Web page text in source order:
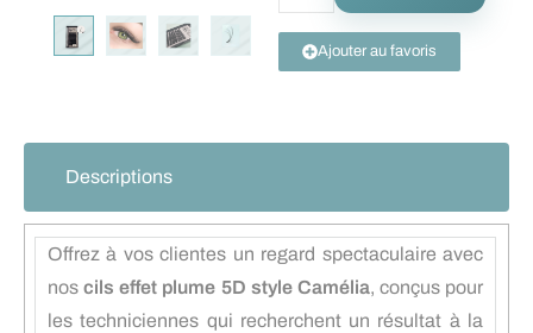
Ajouter au favoris
Descriptions
Offrez à vos clientes un regard spectaculaire avec
noscils effet plume 5D style Camélia, conçus pour
les techniciennes qui recherchent un résultat à la